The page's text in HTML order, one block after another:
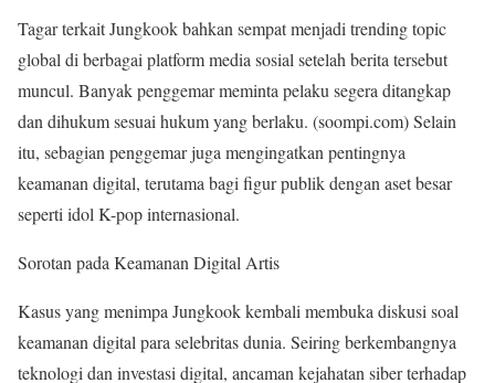
Tagar terkait Jungkook bahkan sempat menjadi trending topic
global di berbagai platform media sosial setelah berita tersebut
muncul. Banyak penggemar meminta pelaku segera ditangkap
dan dihukum sesuai hukum yang berlaku. (soompi.com) Selain
itu, sebagian penggemar juga mengingatkan pentingnya
keamanan digital, terutama bagi figur publik dengan aset besar
seperti idol K-pop internasional.
Sorotan pada Keamanan Digital Artis
Kasus yang menimpa Jungkook kembali membuka diskusi soal
keamanan digital para selebritas dunia. Seiring berkembangnya
teknologi dan investasi digital, ancaman kejahatan siber terhadap